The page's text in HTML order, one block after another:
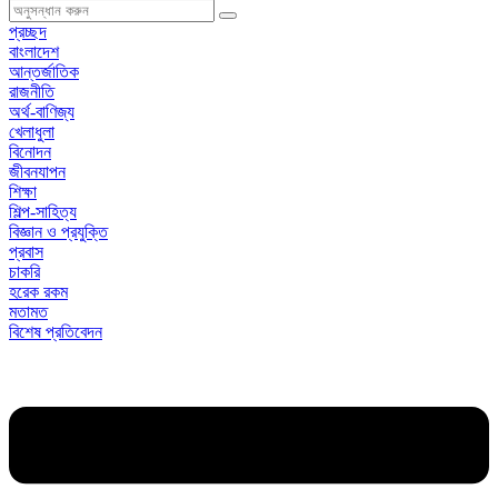
প্রচ্ছদ
বাংলাদেশ
আন্তর্জাতিক
রাজনীতি
অর্থ-বাণিজ্য
খেলাধুলা
বিনোদন
জীবনযাপন
শিক্ষা
শিল্প-সাহিত্য
বিজ্ঞান ও প্রযুক্তি
প্রবাস
চাকরি
হরেক রকম
মতামত
বিশেষ প্রতিবেদন